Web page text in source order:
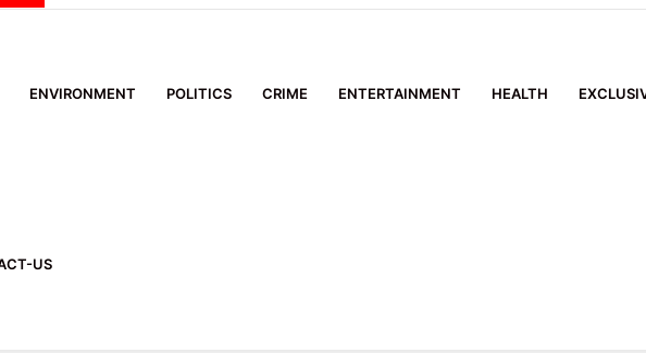
ENVIRONMENT POLITICS CRIME ENTERTAINMENT HEALTH
US